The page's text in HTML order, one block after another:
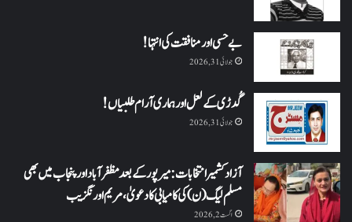
بے حسی اور منافقت کی انتہا !
جولائی 31, 2026
گُدڑی کے لعل اور ہماری آرام طلبیاں!
جولائی 31, 2026
آزاد کشمیر انتخابات: میرپور کے بعد مظفرآباد اور پنجاب میں بھی
مسلم لیگ (ن) کی کامیابی کا دعویٰ، مریم اورنگزیب
اگست 2, 2026